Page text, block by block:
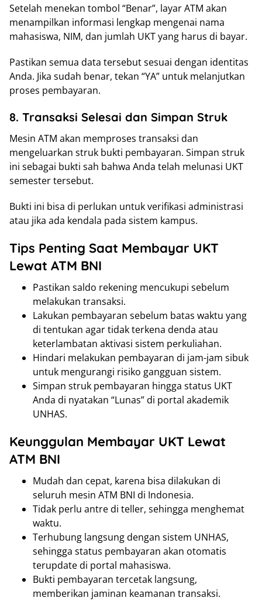
Setelah menekan tombol “Benar”, layar ATM akan
menampilkan informasi lengkap mengenai nama
mahasiswa, NIM, dan jumlah UKT yang harus di bayar.
Pastikan semua data tersebut sesuai dengan identitas
Anda. Jika sudah benar, tekan “YA” untuk melanjutkan
proses pembayaran.
8. Transaksi Selesai dan Simpan Struk
Mesin ATM akan memproses transaksi dan
mengeluarkan struk bukti pembayaran. Simpan struk
ini sebagai bukti sah bahwa Anda telah melunasi UKT
semester tersebut.
Bukti ini bisa di perlukan untuk verifikasi administrasi
atau jika ada kendala pada sistem kampus.
Tips Penting Saat Membayar UKT
Lewat ATM BNI
Pastikan saldo rekening mencukupi sebelum
melakukan transaksi.
Lakukan pembayaran sebelum batas waktu yang
di tentukan agar tidak terkena denda atau
keterlambatan aktivasi sistem perkuliahan.
Hindari melakukan pembayaran di jam-jam sibuk
untuk mengurangi risiko gangguan sistem.
Simpan struk pembayaran hingga status UKT
Anda di nyatakan “Lunas” di portal akademik
UNHAS.
Keunggulan Membayar UKT Lewat
ATM BNI
Mudah dan cepat, karena bisa dilakukan di
seluruh mesin ATM BNI di Indonesia.
Tidak perlu antre di teller, sehingga menghemat
waktu.
Terhubung langsung dengan sistem UNHAS,
sehingga status pembayaran akan otomatis
terupdate di portal mahasiswa.
Bukti pembayaran tercetak langsung,
memberikan jaminan keamanan transaksi.